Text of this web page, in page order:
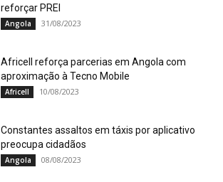
reforçar PREI
Angola 31/08/2023
Africell reforça parcerias em Angola com
aproximação à Tecno Mobile
Africell 10/08/2023
Constantes assaltos em táxis por aplicativo
preocupa cidadãos
Angola 08/08/2023